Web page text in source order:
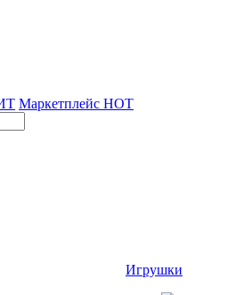
Маркетплейс HOT
Игрушки